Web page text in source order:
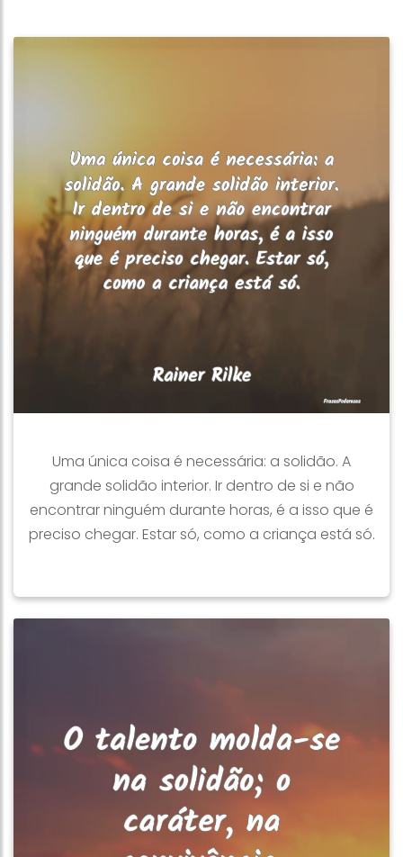
Uma única coisa é necessária: a solidão. A
grande solidão interior. Ir dentro de si e não
encontrar ninguém durante horas, é a isso que é
preciso chegar. Estar só, como a criança está só.